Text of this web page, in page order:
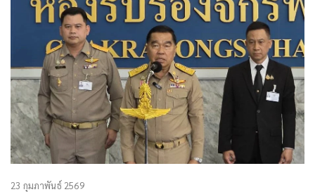
23 กุมภาพันธ์ 2569